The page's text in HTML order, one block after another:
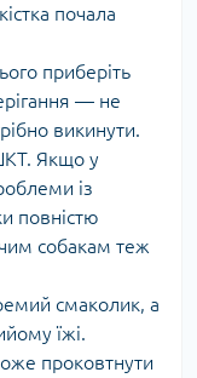
почала
приберіть
— не
викинути.
Якщо у
із
повністю
собакам теж
смаколик, а
їжі.
проковтнути